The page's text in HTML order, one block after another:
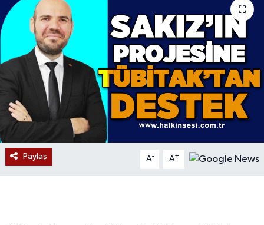
Paylaş A- A+
BİLİM VE TEKNOLOJİ
DUNYA
Düzce
Eğitim
Ekonomi